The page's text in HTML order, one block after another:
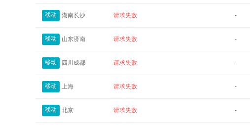
移动 湖南长沙 请求失败 -
移动 山东济南 请求失败 -
移动 四川成都 请求失败 -
移动 上海 请求失败 -
移动 北京 请求失败 -